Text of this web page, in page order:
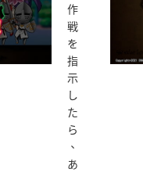
作
戦
を
指
示
し
た
ら
、
あ